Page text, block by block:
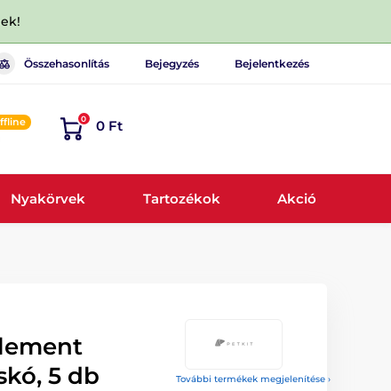
Összehasonlítás Bejegyzés Bejelentkezés
0 0 Ft
Nyakörvek Tartozékok Akció
További termékek megjelenítése ›
5 db